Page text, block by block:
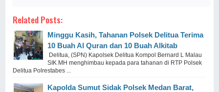
Related Posts:
Minggu Kasih, Tahanan Polsek Delitua Terima
10 Buah Al Quran dan 10 Buah Alkitab
Delitua, (SPN) Kapolsek Delitua Kompol Bernard L Malau
SIK MH menghimbau kepada para tahanan di RTP Polsek
Delitua Polrestabes ...
Kapolda Sumut Sidak Polsek Medan Barat,